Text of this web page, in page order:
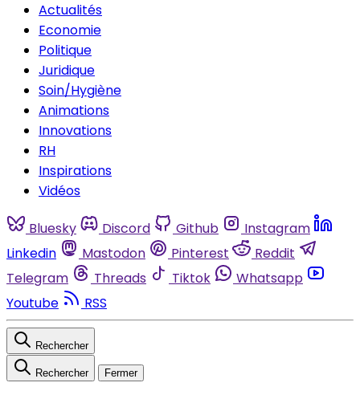
Actualités
Economie
Politique
Juridique
Soin/Hygiène
Animations
Innovations
RH
Inspirations
Vidéos
Bluesky Discord Github
Instagram
Linkedin
Mastodon Pinterest
Reddit
Telegram
Threads Tiktok
Whatsapp
Youtube
RSS
Rechercher
Rechercher Fermer